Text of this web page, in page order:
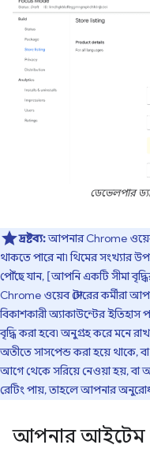
ডেভেলপার
দ্রষ্টব্য:আপনার Chrome ওয়েব
থাকতে পারে না৷ থিমের সংখ্যার
পৌঁছে যান, [আপনি একটি সীমা
Chrome ওয়েব স্টোরের কর্মীরা
বিকাশকারী অ্যাকাউন্টের
বৃদ্ধি করা হবে৷ অনুগ্রহ করে মনে
অতীতে সাসপেন্ড করা হয়ে
আগে থেকে সরিয়ে নেওয়া হয়, বা
রেটিং পায়, তাহলে আপনার অনুরোধ
আপনার আইটেম